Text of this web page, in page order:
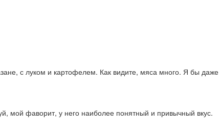
с луком и картофелем. Как видите, мяса много. Я бы даже
фаворит, у него наиболее понятный и привычный вкус.